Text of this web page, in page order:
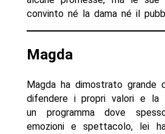
convinto né la dama né il
Magda
Magda ha dimostrato grande
difendere i propri valori e la
un programma dove
emozioni e spettacolo, lei